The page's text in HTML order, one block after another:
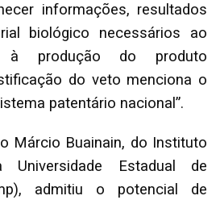
informações, resultados
biológico necessários ao
à produção do produto
do veto menciona o
patentário nacional”.
Márcio Buainain, do Instituto
Estadual de
admitiu o potencial de